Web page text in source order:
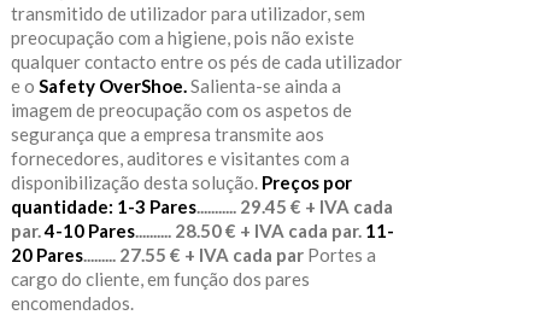
transmitido de utilizador para utilizador, sem
preocupação com a higiene, pois não existe
qualquer contacto entre os pés de cada utilizador
e o Safety OverShoe. Salienta-se ainda a
imagem de preocupação com os aspetos de
segurança que a empresa transmite aos
fornecedores, auditores e visitantes com a
disponibilização desta solução. Preços por
quantidade: 1-3 Pares........... 29.45 € + IVA cada
par. 4-10 Pares.......... 28.50 € + IVA cada par. 11-
20 Pares......... 27.55 € + IVA cada parPortes a
cargo do cliente, em função dos pares
encomendados.